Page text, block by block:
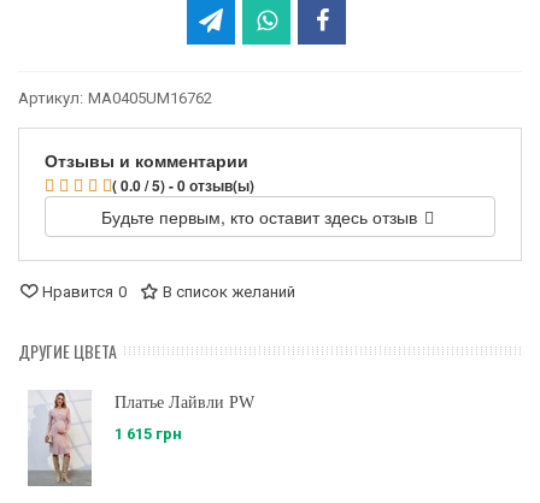
Артикул: MA0405UM16762
Отзывы и комментарии
( 0.0 / 5) - 0 отзыв(ы)
Будьте первым, кто оставит здесь отзыв
Нравится 0 В список желаний
ДРУГИЕ ЦВЕТА
Платье Лайвли PW
1 615 грн